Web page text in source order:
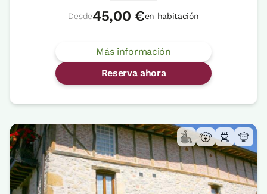
Desde45,00 €en habitación
Más información
Reserva ahora